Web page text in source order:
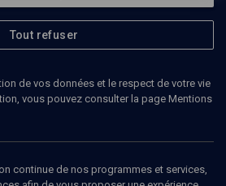
Tout refuser
de vos données et le respect de votre vie
vous pouvez consulter la page Mentions
continue de nos programmes et services,